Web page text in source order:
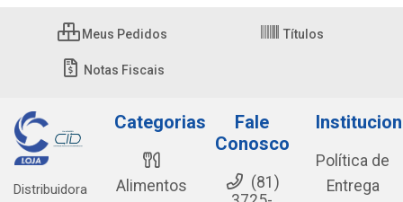
Meus Pedidos Títulos
Notas Fiscais
Distribuidora
Categorias
Alimentos
Fale
Conosco
(81)
Política de
Entrega